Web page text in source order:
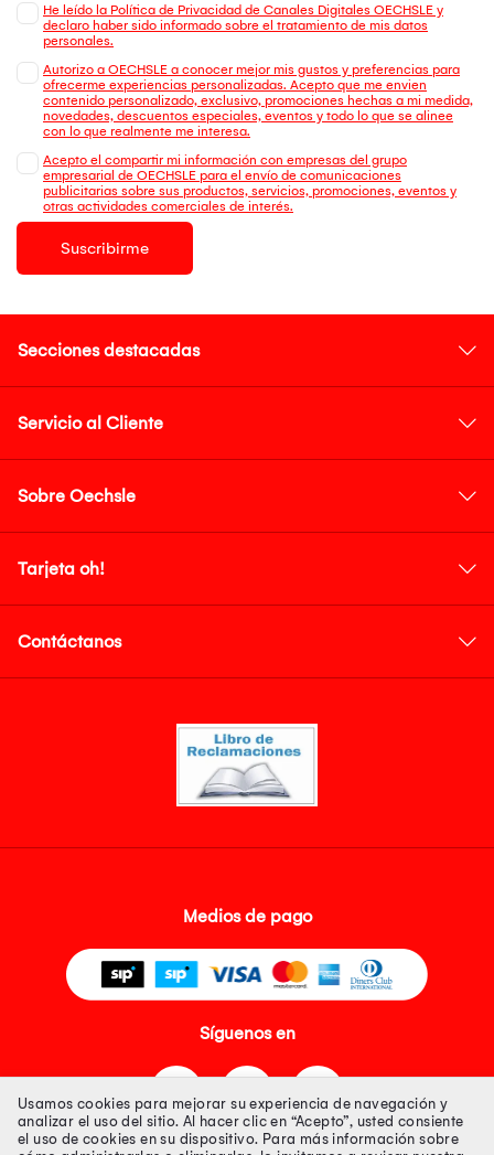
He leído la Política de Privacidad de Canales Digitales OECHSLE y
declaro haber sido informado sobre el tratamiento de mis datos
personales.
Autorizo a OECHSLE a conocer mejor mis gustos y preferencias para
ofrecerme experiencias personalizadas. Acepto que me envien
contenido personalizado, exclusivo, promociones hechas a mi medida,
novedades, descuentos especiales, eventos y todo lo que se alinee
con lo que realmente me interesa.
Acepto el compartir mi información con empresas del grupo
empresarial de OECHSLE para el envío de comunicaciones
publicitarias sobre sus productos, servicios, promociones, eventos y
otras actividades comerciales de interés.
Suscribirme
Secciones destacadas
Servicio al Cliente
Sobre Oechsle
Tarjeta oh!
Contáctanos
Medios de pago
Síguenos en
Usamos cookies para mejorar su experiencia de navegación y
analizar el uso del sitio. Al hacer clic en “Acepto”, usted consiente
el uso de cookies en su dispositivo. Para más información sobre